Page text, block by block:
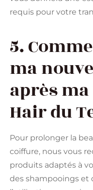
requis pour votre
5.
ma
après ma
Hair du
Pour prolonger la
coiffure, nous vous
produits adaptés à
des shampooings et